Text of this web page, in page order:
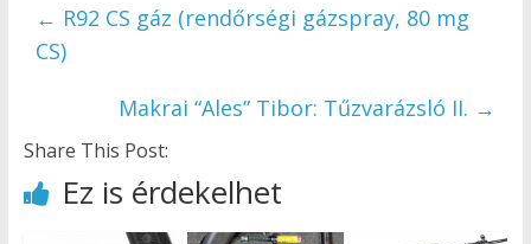
← R92 CS gáz (rendőrségi gázspray, 80 mg
CS)
Makrai “Ales” Tibor: Tűzvarázsló II. →
Share This Post:
Ez is érdekelhet